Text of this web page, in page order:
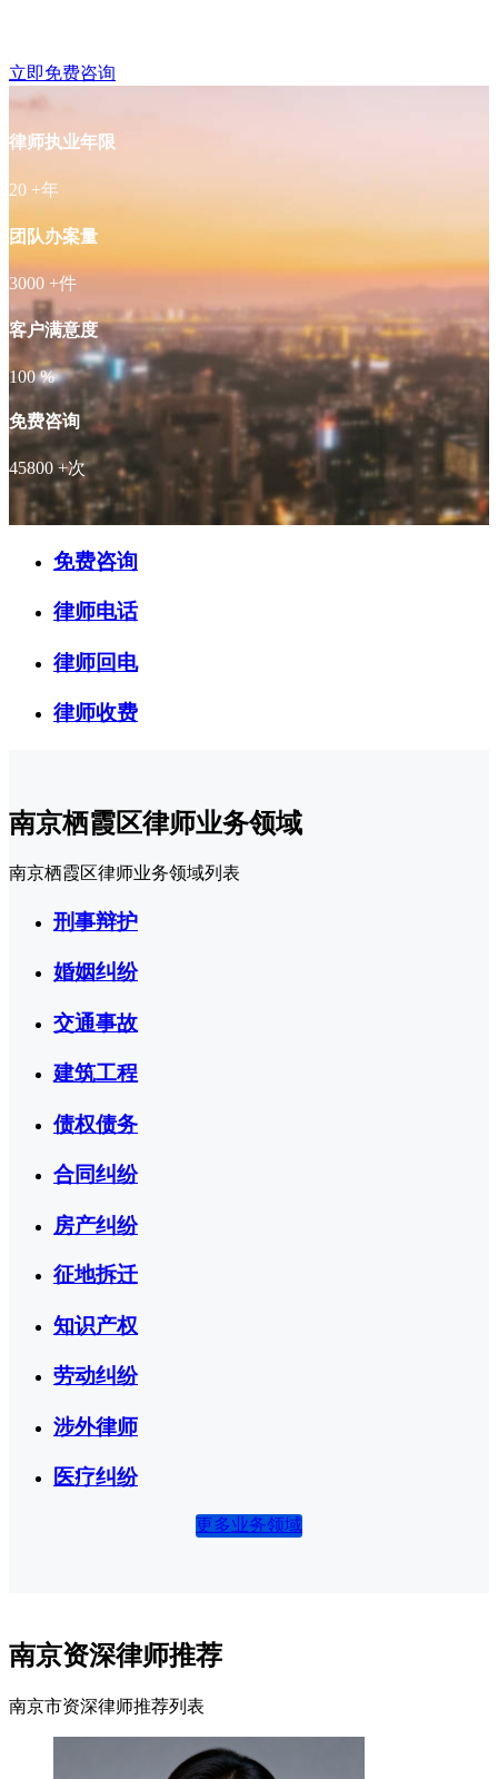
立即免费咨询
律师执业年限
20 +年
团队办案量
3000 +件
客户满意度
100 %
免费咨询
45800 +次
免费咨询
律师电话
律师回电
律师收费
南京栖霞区律师业务领域
南京栖霞区律师业务领域列表
刑事辩护
婚姻纠纷
交通事故
建筑工程
债权债务
合同纠纷
房产纠纷
征地拆迁
知识产权
劳动纠纷
涉外律师
医疗纠纷
更多业务领域
南京资深律师推荐
南京市资深律师推荐列表